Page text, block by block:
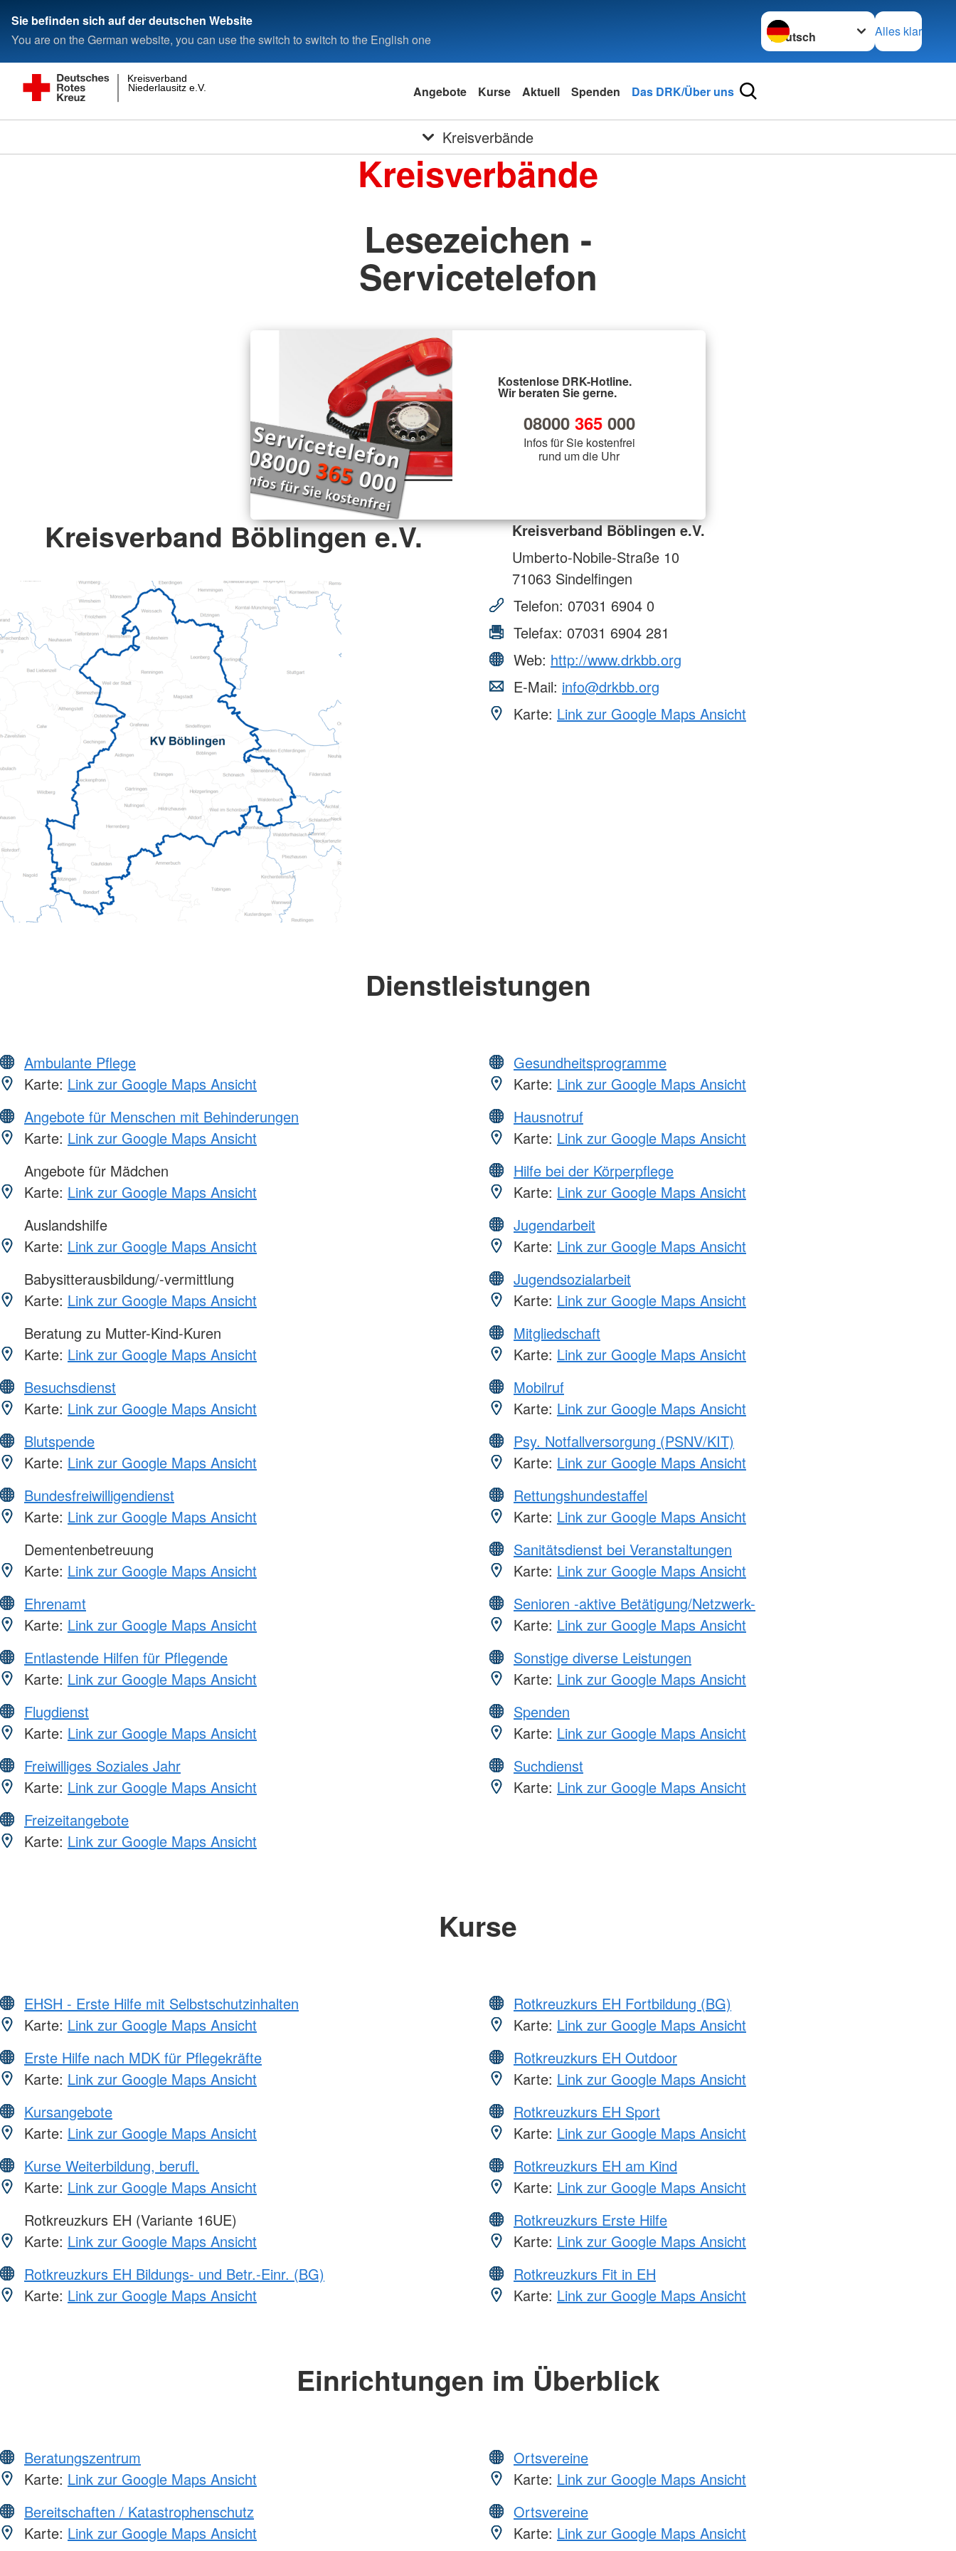
Sie befinden sich auf der deutschen Website
You are on the German website, you can use the switch to switch to the English one
Sprache wechseln zu
Alles klar
Niederlausitz e.V.
Kreisverband
Angebote Kurse Aktuell Spenden Das DRK/Über uns
Kreisverbände
Kreisverbände
Lesezeichen -
Servicetelefon
Kostenlose DRK-Hotline.
Wir beraten Sie gerne.
08000 365000
Infos für Sie kostenfrei
rund um die Uhr
Kreisverband Böblingen e.V.
Kreisverband Böblingen e.V.
Umberto-Nobile-Straße 10
71063 Sindelfingen
Telefon: 07031 6904 0
Telefax: 07031 6904 281
Web: http://www.drkbb.org
E-Mail: info@drkbb.org
Karte: Link zur Google Maps Ansicht
Dienstleistungen
Ambulante Pflege
Karte: Link zur Google Maps Ansicht
Angebote für Menschen mit Behinderungen
Karte: Link zur Google Maps Ansicht
Angebote für Mädchen
Karte: Link zur Google Maps Ansicht
Auslandshilfe
Karte: Link zur Google Maps Ansicht
Babysitterausbildung/-vermittlung
Karte: Link zur Google Maps Ansicht
Beratung zu Mutter-Kind-Kuren
Karte: Link zur Google Maps Ansicht
Besuchsdienst
Karte: Link zur Google Maps Ansicht
Blutspende
Karte: Link zur Google Maps Ansicht
Bundesfreiwilligendienst
Karte: Link zur Google Maps Ansicht
Dementenbetreuung
Karte: Link zur Google Maps Ansicht
Ehrenamt
Karte: Link zur Google Maps Ansicht
Entlastende Hilfen für Pflegende
Karte: Link zur Google Maps Ansicht
Flugdienst
Karte: Link zur Google Maps Ansicht
Freiwilliges Soziales Jahr
Karte: Link zur Google Maps Ansicht
Freizeitangebote
Karte: Link zur Google Maps Ansicht
Gesundheitsprogramme
Karte: Link zur Google Maps Ansicht
Hausnotruf
Karte: Link zur Google Maps Ansicht
Hilfe bei der Körperpflege
Karte: Link zur Google Maps Ansicht
Jugendarbeit
Karte: Link zur Google Maps Ansicht
Jugendsozialarbeit
Karte: Link zur Google Maps Ansicht
Mitgliedschaft
Karte: Link zur Google Maps Ansicht
Mobilruf
Karte: Link zur Google Maps Ansicht
Psy. Notfallversorgung (PSNV/KIT)
Karte: Link zur Google Maps Ansicht
Rettungshundestaffel
Karte: Link zur Google Maps Ansicht
Sanitätsdienst bei Veranstaltungen
Karte: Link zur Google Maps Ansicht
Senioren -aktive Betätigung/Netzwerk-
Karte: Link zur Google Maps Ansicht
Sonstige diverse Leistungen
Karte: Link zur Google Maps Ansicht
Spenden
Karte: Link zur Google Maps Ansicht
Suchdienst
Karte: Link zur Google Maps Ansicht
Kurse
EHSH - Erste Hilfe mit Selbstschutzinhalten
Karte: Link zur Google Maps Ansicht
Erste Hilfe nach MDK für Pflegekräfte
Karte: Link zur Google Maps Ansicht
Kursangebote
Karte: Link zur Google Maps Ansicht
Kurse Weiterbildung, berufl.
Karte: Link zur Google Maps Ansicht
Rotkreuzkurs EH (Variante 16UE)
Karte: Link zur Google Maps Ansicht
Rotkreuzkurs EH Bildungs- und Betr.-Einr. (BG)
Karte: Link zur Google Maps Ansicht
Rotkreuzkurs EH Fortbildung (BG)
Karte: Link zur Google Maps Ansicht
Rotkreuzkurs EH Outdoor
Karte: Link zur Google Maps Ansicht
Rotkreuzkurs EH Sport
Karte: Link zur Google Maps Ansicht
Rotkreuzkurs EH am Kind
Karte: Link zur Google Maps Ansicht
Rotkreuzkurs Erste Hilfe
Karte: Link zur Google Maps Ansicht
Rotkreuzkurs Fit in EH
Karte: Link zur Google Maps Ansicht
Einrichtungen im Überblick
Beratungszentrum
Karte: Link zur Google Maps Ansicht
Bereitschaften / Katastrophenschutz
Karte: Link zur Google Maps Ansicht
Ortsvereine
Karte: Link zur Google Maps Ansicht
Ortsvereine
Karte: Link zur Google Maps Ansicht